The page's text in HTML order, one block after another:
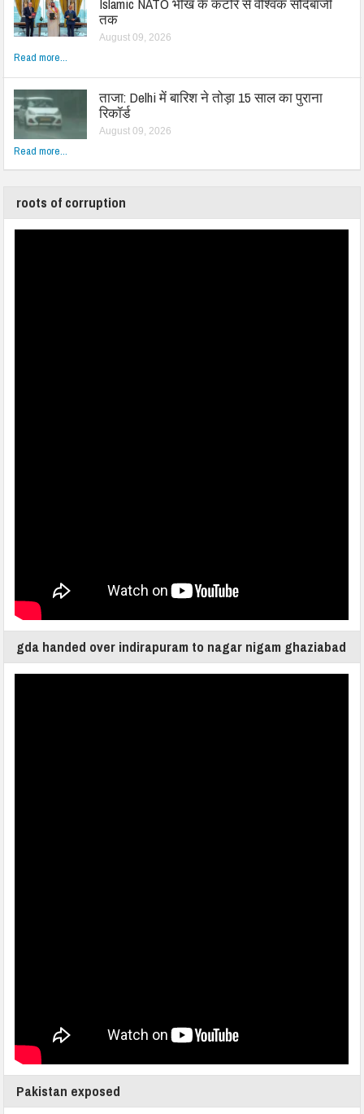
तक
August 09, 2026
Read more...
ताजा: Delhi में बारिश ने तोड़ा 15 साल का पुराना
रिकॉर्ड
August 09, 2026
Read more...
roots of corruption
gda handed over indirapuram to nagar nigam ghaziabad
Pakistan exposed